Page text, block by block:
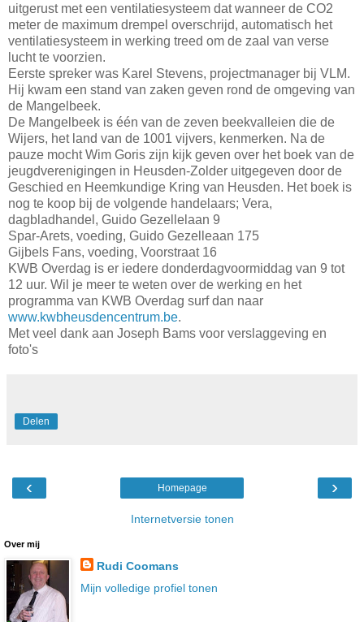
uitgerust met een ventilatiesysteem dat wanneer de CO2
meter de maximum drempel overschrijd, automatisch het
ventilatiesysteem in werking treed om de zaal van verse
lucht te voorzien.
Eerste spreker was Karel Stevens, projectmanager bij VLM.
Hij kwam een stand van zaken geven rond de omgeving van
de Mangelbeek.
De Mangelbeek is één van de zeven beekvalleien die de
Wijers, het land van de 1001 vijvers, kenmerken. Na de
pauze mocht Wim Goris zijn kijk geven over het boek van de
jeugdverenigingen in Heusden-Zolder uitgegeven door de
Geschied en Heemkundige Kring van Heusden. Het boek is
nog te koop bij de volgende handelaars; Vera,
dagbladhandel, Guido Gezellelaan 9
Spar-Arets, voeding, Guido Gezelleaan 175
Gijbels Fans, voeding, Voorstraat 16
KWB Overdag is er iedere donderdagvoormiddag van 9 tot
12 uur. Wil je meer te weten over de werking en het
programma van KWB Overdag surf dan naar
www.kwbheusdencentrum.be.
Met veel dank aan Joseph Bams voor verslaggeving en
foto's
Delen
‹ ›
Homepage
Internetversie tonen
Over mij
Rudi Coomans
Mijn volledige profiel tonen